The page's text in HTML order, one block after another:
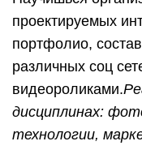
проектируемых
портфолио,
различных соц
видеороликами.
дисциплинах:
технологии,